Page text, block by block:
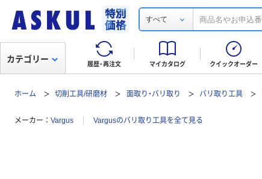
すべて
履歴・再注文 マイカタログ クイックオーダー
カテゴリー
ホーム 切削工具/研磨材 面取り・バリ取り バリ取り工具
メーカー Vargus Vargusのバリ取り工具を全て見る